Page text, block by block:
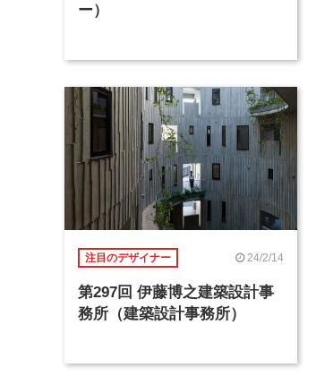
ー）
注目のデザイナー 24/2/14
第297回 伊藤博之建築設計事
務所（建築設計事務所）